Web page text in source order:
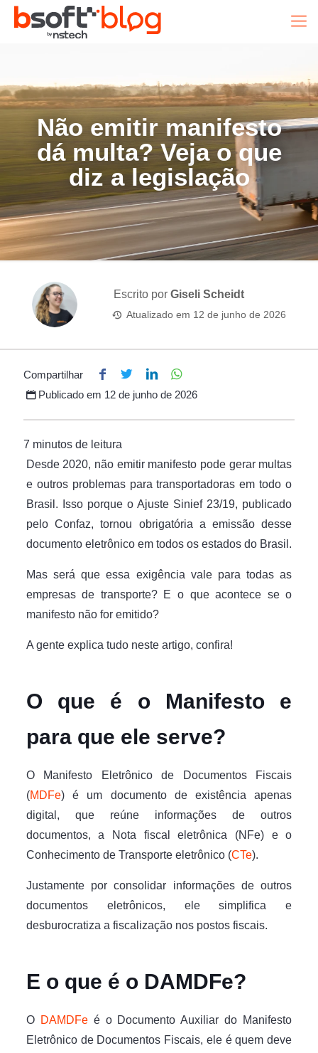
Não emitir manifesto
dá multa? Veja o que
diz a legislação
Escrito por Giseli Scheidt
Atualizado em 12 de junho de 2026
Compartilhar
Publicado em 12 de junho de 2026
Desde 2020, não emitir manifesto pode gerar multas
e outros problemas para transportadoras em todo o
Brasil. Isso porque o Ajuste Sinief 23/19, publicado
pelo Confaz, tornou obrigatória a emissão desse
documento eletrônico em todos os estados do Brasil.
Mas será que essa exigência vale para todas as
empresas de transporte? E o que acontece se o
manifesto não for emitido?
A gente explica tudo neste artigo, confira!
O que é o Manifesto e
para que ele serve?
O Manifesto Eletrônico de Documentos Fiscais
(MDFe) é um documento de existência apenas
digital, que reúne informações de outros
documentos, a Nota fiscal eletrônica (NFe) e o
Conhecimento de Transporte eletrônico (CTe).
Justamente por consolidar informações de outros
documentos eletrônicos, ele simplifica e
desburocratiza a fiscalização nos postos fiscais.
E o que é o DAMDFe?
O DAMDFe é o Documento Auxiliar do Manifesto
Eletrônico de Documentos Fiscais, ele é quem deve